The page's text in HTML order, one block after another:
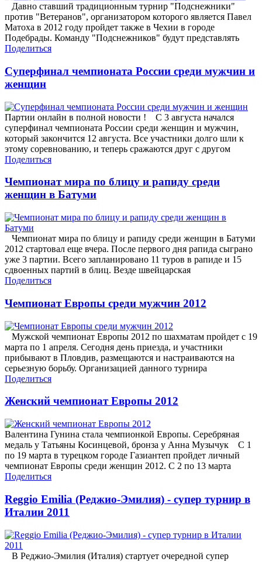
Давно ставший традиционным турнир "Подснежники"
против "Ветеранов", организатором которого является Павел
Матоха в 2012 году пройдет также в Чехии в городе
Подебрады. Команду "Подснежников" будут представлять
Поделиться
Суперфинал чемпионата России среди мужчин и
женщин
Партии онлайн в полной новости ! С 3 августа начался
суперфинал чемпионата России среди женщин и мужчин,
который закончится 12 августа. Все участники долго шли к
этому соревнованию, и теперь сражаются друг с другом
Поделиться
Чемпионат мира по блицу и рапиду среди
женщин в Батуми
Чемпионат мира по блицу и рапиду среди женщин в Батуми
2012 стартовал еще вчера. После первого дня рапида сыграно
уже 3 партии. Всего запланировано 11 туров в рапиде и 15
сдвоенных партий в блиц. Везде швейцарская
Поделиться
Чемпионат Европы среди мужчин 2012
Мужской чемпионат Европы 2012 по шахматам пройдет с 19
марта по 1 апреля. Сегодня день приезда, и участники
прибывают в Пловдив, размещаются и настраиваются на
серьезную борьбу. Организацией данного турнира
Поделиться
Женский чемпионат Европы 2012
Валентина Гунина стала чемпионкой Европы. Серебряная
медаль у Татьяны Коcинцевой, бронза у Анна Музычук С 1
по 19 марта в турецком городе Газиантеп пройдет личный
чемпионат Европы среди женщин 2012. С 2 по 13 марта
Поделиться
Reggio Emilia (Реджио-Эмилия) - супер турнир в
Италии 2011
В Реджио-Эмилия (Италия) стартует очередной супер